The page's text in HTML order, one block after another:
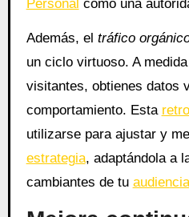
Personal como una
Además, el tráfico
un ciclo virtuoso. A
visitantes, obtienes datos
comportamiento. Esta
utilizarse para ajustar y
estrategia, adaptándola a
cambiantes de tu audiencia